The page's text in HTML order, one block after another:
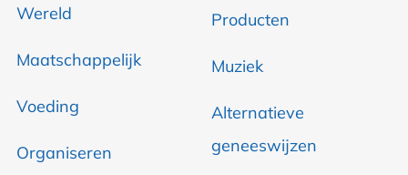
Wereld
Maatschappelijk
Voeding
Organiseren
Producten
Muziek
Alternatieve
geneeswijzen